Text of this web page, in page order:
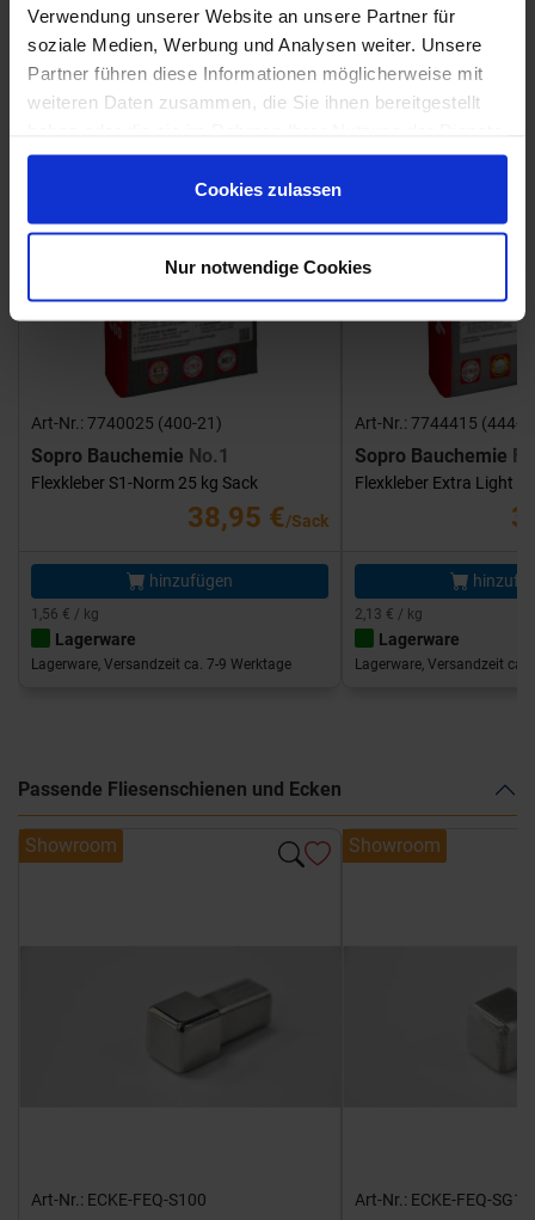
Verwendung unserer Website an unsere Partner für
soziale Medien, Werbung und Analysen weiter. Unsere
Partner führen diese Informationen möglicherweise mit
weiteren Daten zusammen, die Sie ihnen bereitgestellt
gesammelt haben.
Cookies zulassen
Nur notwendige Cookies
Fliesenkleber
Showroom
Art-Nr.: 7740025 (400-21)
Sopro Bauchemie No.1
Flexkleber S1-Norm 25 kg Sack
38,95 €/Sack
hinzufügen
1,56 € / kg
Lagerware
Lagerware, Versandzeit ca. 7-9 Werktage
Showroom
Art-Nr.: 7744415 (444-
Sopro Bauchemie
Flexkleber Extra Light
2,13 € / kg
Lagerware
Lagerware, Versandzeit ca.
Passende Fliesenschienen und Ecken
Showroom
Art-Nr.: ECKE-FEQ-S100
Showroom
Art-Nr.: ECKE-FEQ-